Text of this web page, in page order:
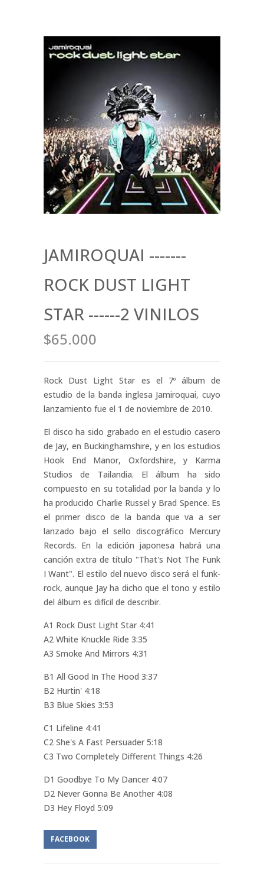
JAMIROQUAI -------
ROCK DUST LIGHT
STAR ------2 VINILOS
$65.000
Rock Dust Light Star es el 7º álbum de
estudio de la banda inglesa Jamiroquai, cuyo
lanzamiento fue el 1 de noviembre de 2010.
El disco ha sido grabado en el estudio casero
de Jay, en Buckinghamshire, y en los estudios
Hook End Manor, Oxfordshire, y Karma
Studios de Tailandia. El álbum ha sido
compuesto en su totalidad por la banda y lo
ha producido Charlie Russel y Brad Spence. Es
el primer disco de la banda que va a ser
lanzado bajo el sello discográfico Mercury
Records. En la edición japonesa habrá una
canción extra de título "That's Not The Funk
I Want". El estilo del nuevo disco será el funk-
rock, aunque Jay ha dicho que el tono y estilo
del álbum es difícil de describir.
A1 Rock Dust Light Star 4:41
A2 White Knuckle Ride 3:35
A3 Smoke And Mirrors 4:31
B1 All Good In The Hood 3:37
B2 Hurtin' 4:18
B3 Blue Skies 3:53
C1 Lifeline 4:41
C2 She's A Fast Persuader 5:18
C3 Two Completely Different Things 4:26
D1 Goodbye To My Dancer 4:07
D2 Never Gonna Be Another 4:08
D3 Hey Floyd 5:09
FACEBOOK